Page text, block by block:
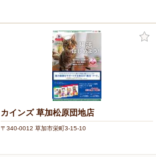
カインズ 草加松原団地店
〒340-0012 草加市栄町3-15-10